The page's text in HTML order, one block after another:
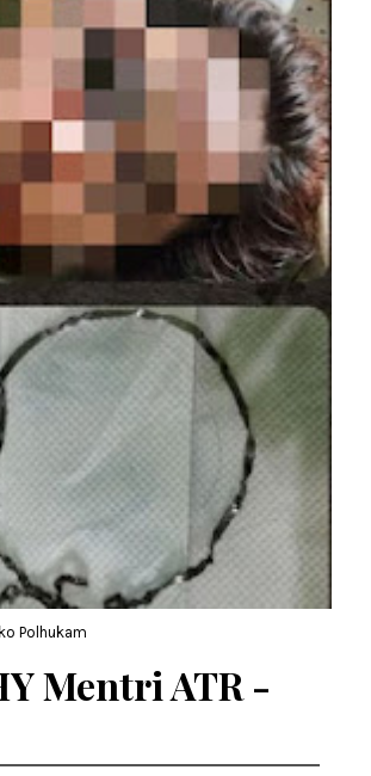
Polhukam
Mentri ATR -